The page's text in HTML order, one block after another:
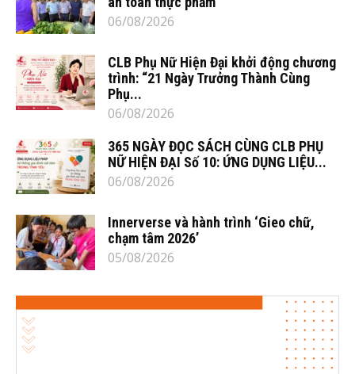
06/08/2026
CLB Phụ Nữ Hiện Đại khởi động chương
trình: “21 Ngày Trưởng Thành Cùng
Phụ...
06/08/2026
365 NGÀY ĐỌC SÁCH CÙNG CLB PHỤ
NỮ HIỆN ĐẠI Số 10: ỨNG DỤNG LIỆU...
06/08/2026
Innerverse và hành trình ‘Gieo chữ,
chạm tâm 2026’
05/08/2026